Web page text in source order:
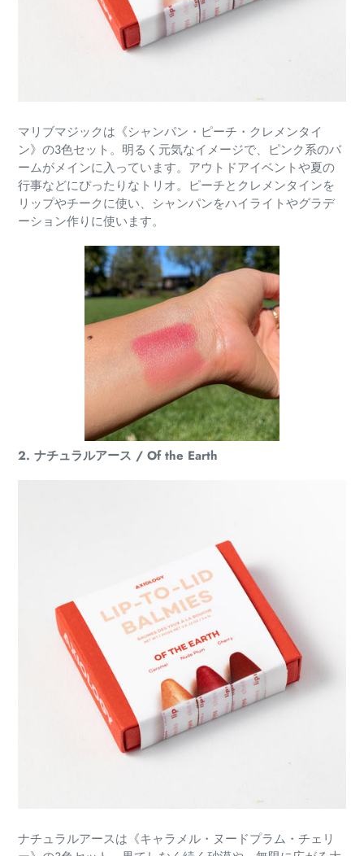
マリブマジックは《シャンパン・ピーチ・クレメンタイ
ン》の3色セット。明るく元気なイメージで、ピンク系のバ
ームがメインに入っています。アウトドアイベントや夏の
行事などにぴったりなトリオ。ピーチとクレメンタインを
リップやチークに使い、シャンパンをハイライトやグラデ
ーション作りに使います。
2. ナチュラルアース / Of the Earth
ナチュラルアースは《キャラメル・ヌードプラム・チェリ